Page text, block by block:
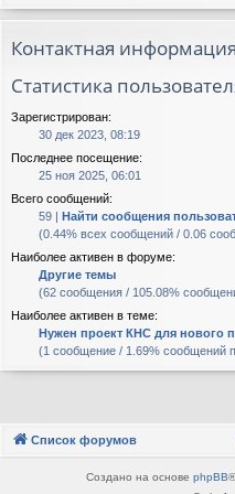
Контактная
Статистика
Зарегистрирован:
30 дек 2023, 08:19
Последнее посещение:
25 ноя 2025, 06:01
Всего сообщений:
59 | Найти сообщения
(0.44% всех сообщений / 0.06
Наиболее активен в форуме:
Другие темы
(62 сообщения / 105.08%
Наиболее активен в теме:
Нужен проект КНС для нового
(1 сообщение / 1.69% сообщений
Список форумов
Создано на основе phpBB